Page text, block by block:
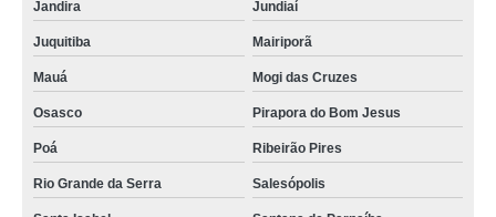
Jandira Jundiaí
Juquitiba Mairiporã
Mauá Mogi das Cruzes
Osasco Pirapora do Bom Jesus
Poá Ribeirão Pires
Rio Grande da Serra Salesópolis